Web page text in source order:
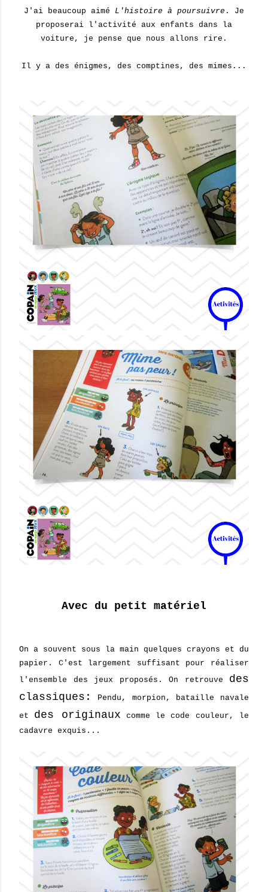
J'ai beaucoup aimé L'histoire à poursuivre . Je
proposerai l'activité aux enfants dans la
voiture, je pense que nous allons rire.
Il y a des énigmes, des comptines, des mimes...
Avec du petit matériel
On a souvent sous la main quelques crayons et du
papier. C'est largement suffisant pour réaliser
l'ensemble des jeux proposés. On retrouve des
classiques:
Pendu, morpion, bataille navale
et des originaux comme le code couleur, le
cadavre exquis...